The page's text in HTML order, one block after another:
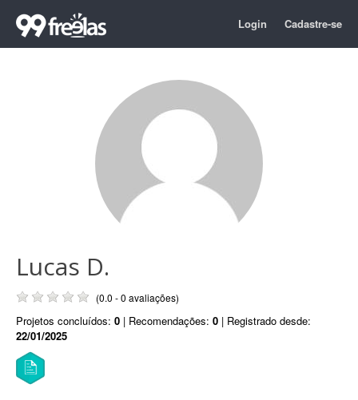
Login Cadastre-se
Lucas D.
(0.0 - 0 avaliações)
Projetos concluídos: 0 | Recomendações: 0 | Registrado desde:
22/01/2025